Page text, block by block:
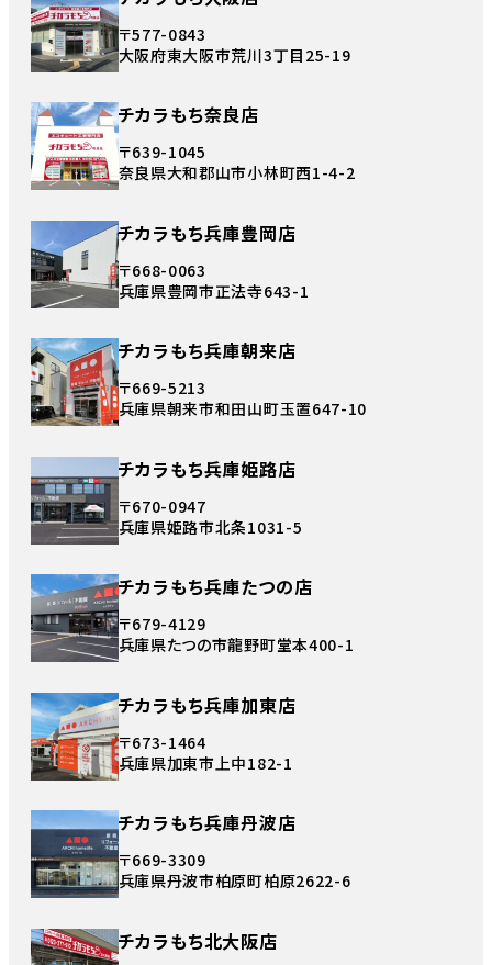
〒577-0843
大阪府東大阪市荒川3丁目25-19
チカラもち奈良店
〒639-1045
奈良県大和郡山市小林町西1-4-2
チカラもち兵庫豊岡店
〒668-0063
兵庫県豊岡市正法寺643-1
チカラもち兵庫朝来店
〒669-5213
兵庫県朝来市和田山町玉置647-10
チカラもち兵庫姫路店
〒670-0947
兵庫県姫路市北条1031-5
チカラもち兵庫たつの店
〒679-4129
兵庫県たつの市龍野町堂本400-1
チカラもち兵庫加東店
〒673-1464
兵庫県加東市上中182-1
チカラもち兵庫丹波店
〒669-3309
兵庫県丹波市柏原町柏原2622-6
チカラもち北大阪店